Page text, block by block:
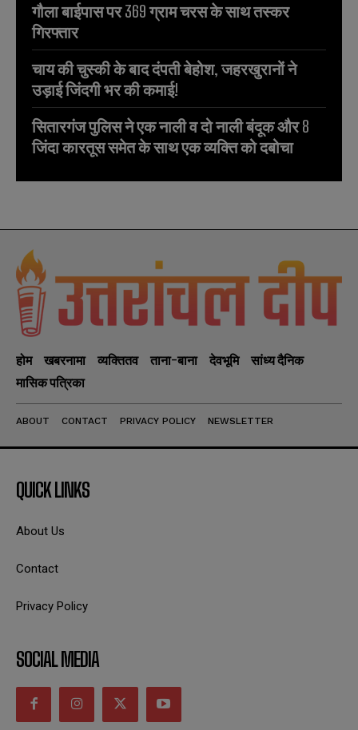
गौला बाईपास पर 369 ग्राम चरस के साथ तस्कर
गिरफ्तार
चाय की चुस्की के बाद दंपती बेहोश, जहरखुरानों ने
उड़ाई जिंदगी भर की कमाई!
सितारगंज पुलिस ने एक नाली व दो नाली बंदूक और 8
जिंदा कारतूस समेत के साथ एक व्यक्ति को दबोचा
होम खबरनामा व्यक्तितव ताना-बाना देवभूमि
सांध्य दैनिक
मासिक पत्रिका
ABOUT CONTACT PRIVACY POLICY NEWSLETTER
QUICK LINKS
About Us
Contact
Privacy Policy
SOCIAL MEDIA